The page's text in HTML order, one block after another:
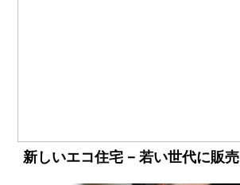
新しいエコ住宅 – 若い世代に販売